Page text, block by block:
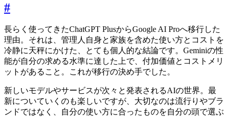
#
長らく使ってきたChatGPT PlusからGoogle AI Proへ移行した
理由。それは、管理人自身と家族を含めた使い方とコストを
冷静に天秤にかけた、とても個人的な結論です。Geminiの性
能が自分の求める水準に達した上で、付加価値とコストメリ
ットがあること。これが移行の決め手でした。
新しいモデルやサービスが次々と発表されるAIの世界。最
新についていくのも楽しいですが、大切なのは流行りやブラ
ンドではなく、自分の使い方に合ったものを自分の頭で選ぶ